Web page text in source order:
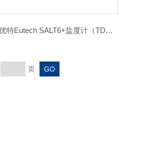
SALT6优特Eutech SALT6+盐度计（TDS）
页